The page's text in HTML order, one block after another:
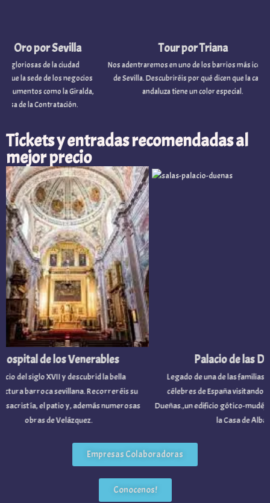
Tour por Triana
Nos adentraremos en uno de los barrios más icónicos
de Sevilla. Descubriréis por qué dicen que la capital
andaluza tiene un color especial.
Sevilla
de la ciudad
de los negocios
la Giralda,
Tickets y entradas recomendadas al
mejor precio
Palacio de las
Legado de una de las familias
célebres de España visitando el
Dueñas.,un edificio gótico-mudéjar
la Casa de Alba.
de los Venerables
del siglo XVII y descubrid la bella
barroca sevillana. Recorreréis su
el patio y, además numerosas
obras de Velázquez.
Empresas Colaboradoras
Conocenos!